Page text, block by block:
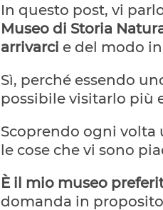
In questo post, vi
Museo di Storia
arrivarci e del modo
Sì, perché essendo
possibile visitarlo più
Scoprendo ogni volta
le cose che vi sono
È il mio museo
domanda in